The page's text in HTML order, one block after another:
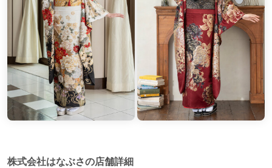
株式会社はなぶさの店舗詳細